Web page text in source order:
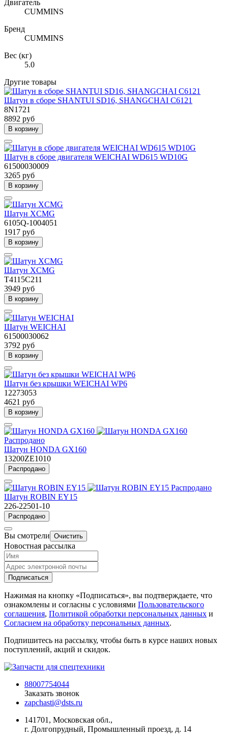
Двигатель
CUMMINS
Бренд
CUMMINS
Вес (кг)
5.0
Другие товары
Шатун в сборе SHANTUI SD16, SHANGCHAI C6121
8N1721
8892 руб
В корзину
Шатун в сборе двигателя WEICHAI WD615 WD10G
61500030009
3265 руб
В корзину
Шатун XCMG
6105Q-1004051
1917 руб
В корзину
Шатун XCMG
T4115C211
3949 руб
В корзину
Шатун WEICHAI
61500030062
3792 руб
В корзину
Шатун без крышки WEICHAI WP6
12273053
4621 руб
В корзину
Распродано
Шатун HONDA GX160
13200ZE1010
Распродано
Распродано
Шатун ROBIN EY15
226-22501-10
Распродано
Вы смотрели Очистить
Новостная рассылка
Подписаться
Нажимая на кнопку «Подписаться», вы подтверждаете, что
ознакомлены и согласны с условиями Пользовательского
соглашения, Политикой обработки персональных данных и
Согласием на обработку персональных данных.
Подпишитесь на рассылку, чтобы быть в курсе наших новых
поступлений, акций и скидок.
88007754044
Заказать звонок
zapchasti@dsts.ru
141701, Московская обл.,
г. Долгопрудный, Промышленный проезд, д. 14